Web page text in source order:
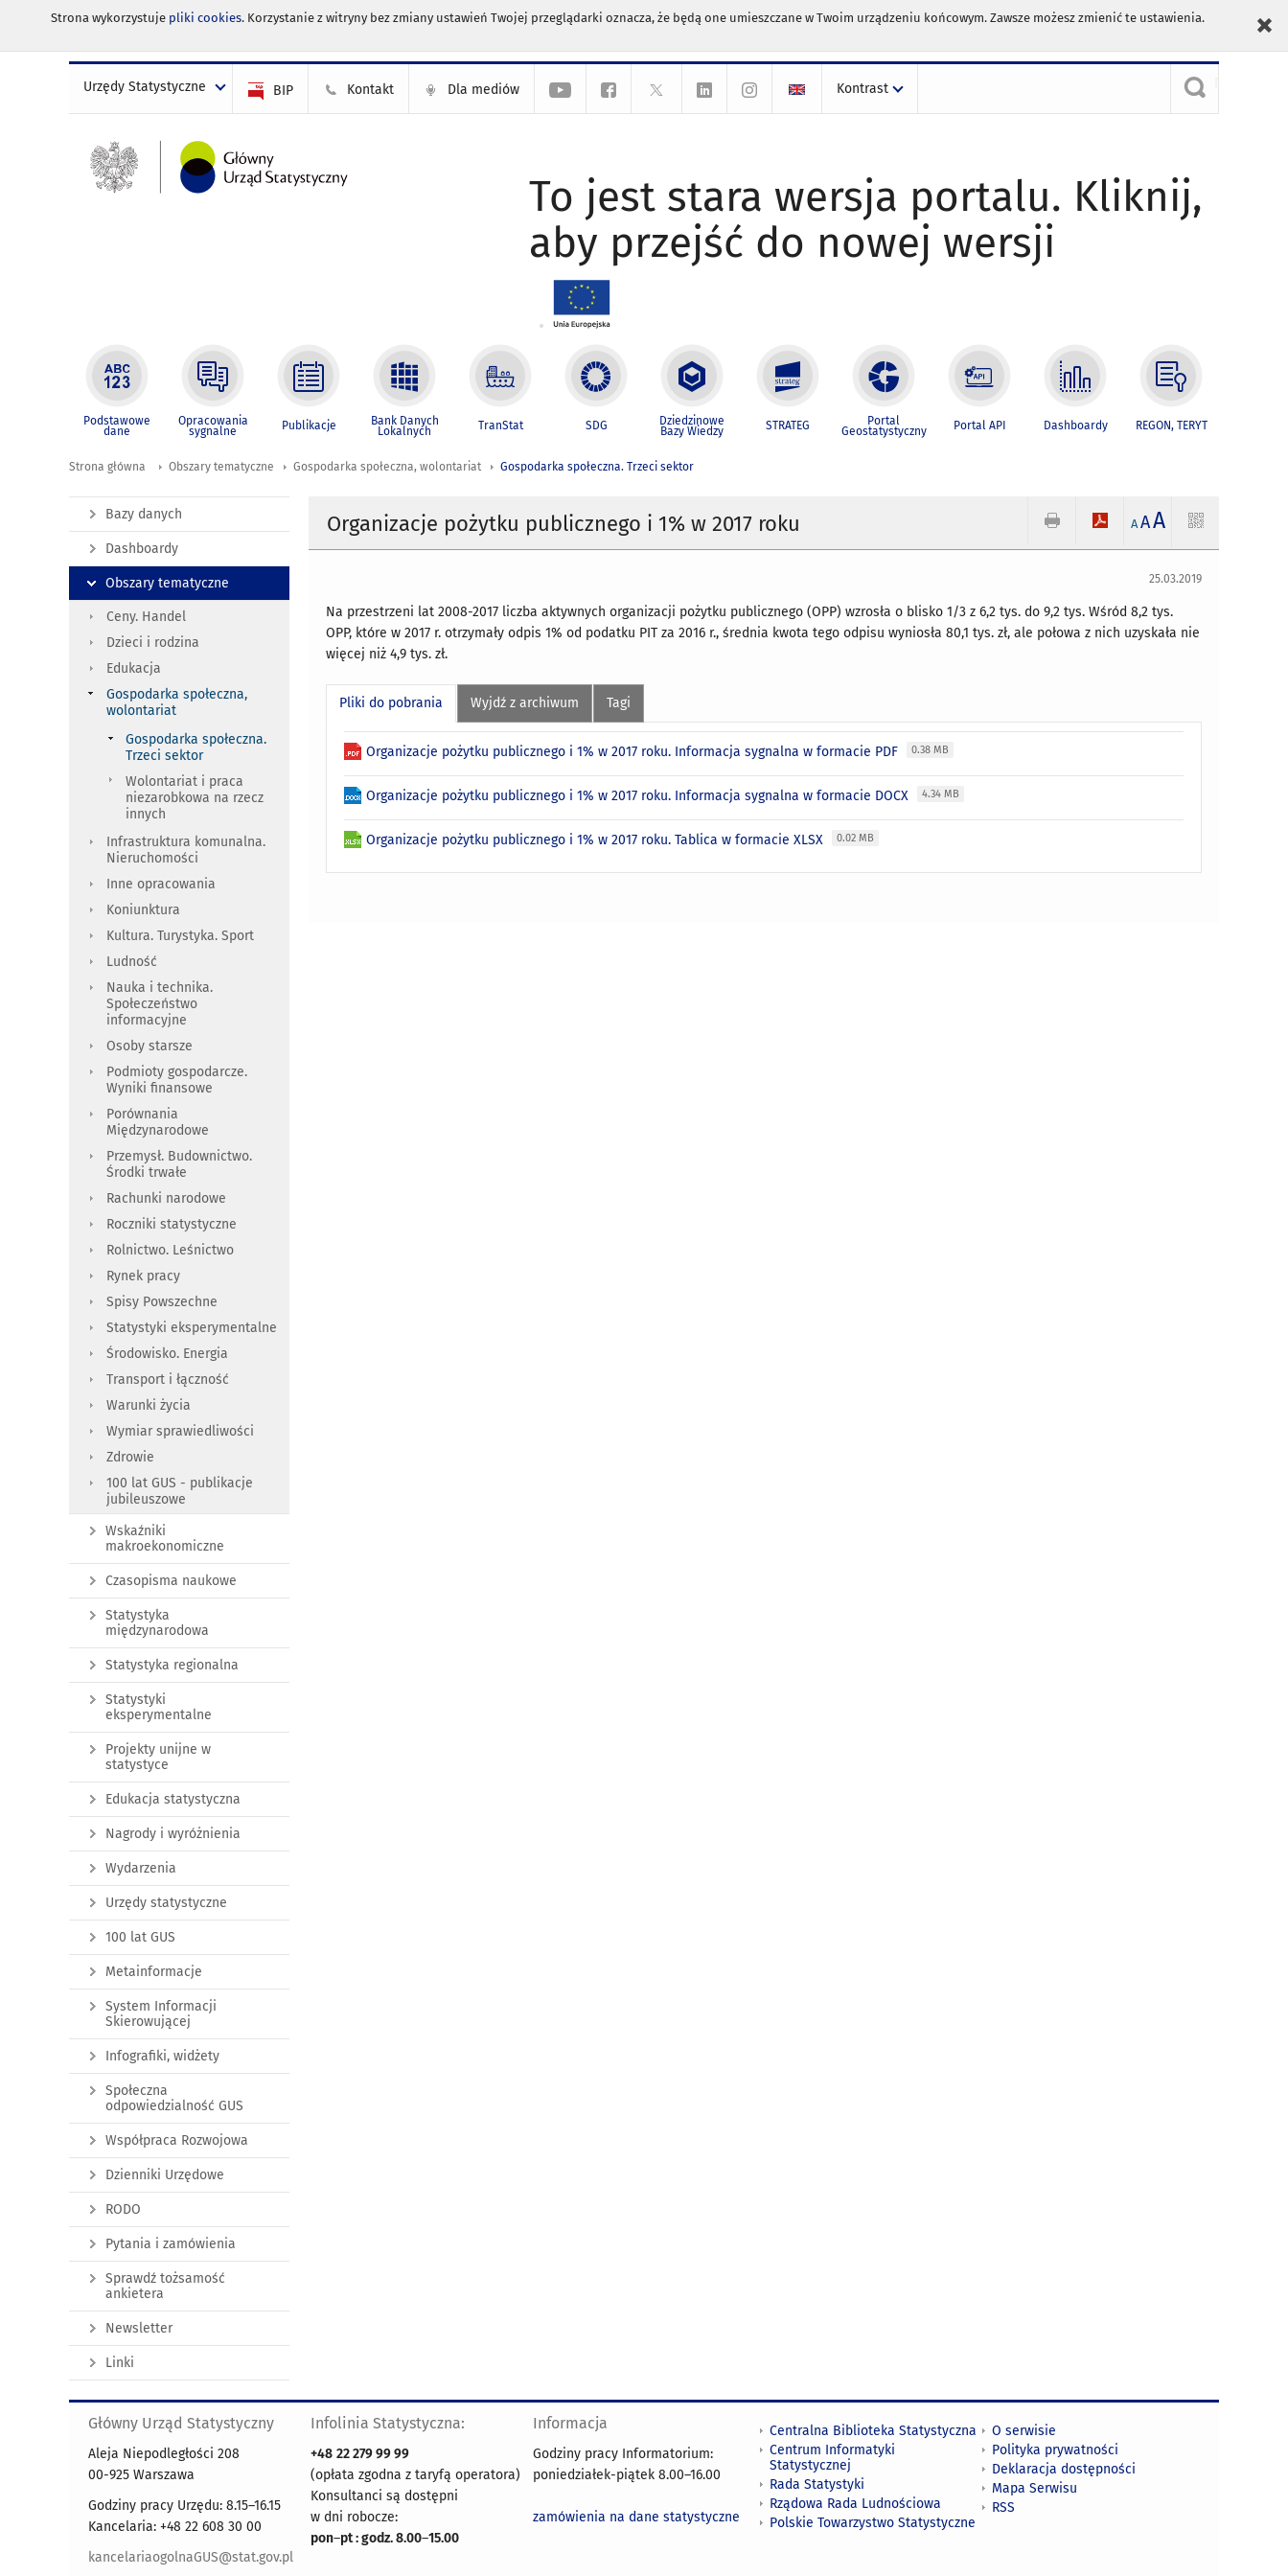
Strona wykorzystuje pliki cookies. Korzystanie z witryny bez zmiany ustawień Twojej przeglądarki oznacza, że będą one umieszczane w Twoim urządzeniu końcowym. Zawsze możesz zmienić te ustawienia.
Urzędy Statystyczne BIP Kontakt Dla mediów Kontrast
To jest stara wersja portalu. Kliknij,
aby przejść do nowej wersji
Podstawowe
dane
Opracowania
sygnalne Publikacje Bank Danych
Lokalnych TranStat SDG Dziedzinowe
Bazy Wiedzy STRATEG Portal
Geostatystyczny Portal API Dashboardy REGON, TERYT
Strona główna Obszary tematyczne Gospodarka społeczna, wolontariat Gospodarka społeczna. Trzeci sektor
Organizacje pożytku publicznego i 1% w 2017 roku A AA
25.03.2019
Na przestrzeni lat 2008-2017 liczba aktywnych organizacji pożytku publicznego (OPP) wzrosła o blisko 1/3 z 6,2 tys. do 9,2 tys. Wśród 8,2 tys.
OPP, które w 2017 r. otrzymały odpis 1% od podatku PIT za 2016 r., średnia kwota tego odpisu wyniosła 80,1 tys. zł, ale połowa z nich uzyskała nie
więcej niż 4,9 tys. zł.
Pliki do pobrania Wyjdź z archiwum Tagi
Organizacje pożytku publicznego i 1% w 2017 roku. Informacja sygnalna w formacie PDF 0.38 MB
Organizacje pożytku publicznego i 1% w 2017 roku. Informacja sygnalna w formacie DOCX 4.34 MB
Organizacje pożytku publicznego i 1% w 2017 roku. Tablica w formacie XLSX 0.02 MB
Bazy danych
Dashboardy
Obszary tematyczne
Ceny. Handel
Dzieci i rodzina
Edukacja
Gospodarka społeczna,
wolontariat
Gospodarka społeczna.
Trzeci sektor
Wolontariat i praca
niezarobkowa na rzecz
innych
Infrastruktura komunalna.
Nieruchomości
Inne opracowania
Koniunktura
Kultura. Turystyka. Sport
Ludność
Nauka i technika.
Społeczeństwo
informacyjne
Osoby starsze
Podmioty gospodarcze.
Wyniki finansowe
Porównania
Międzynarodowe
Przemysł. Budownictwo.
Środki trwałe
Rachunki narodowe
Roczniki statystyczne
Rolnictwo. Leśnictwo
Rynek pracy
Spisy Powszechne
Statystyki eksperymentalne
Środowisko. Energia
Transport i łączność
Warunki życia
Wymiar sprawiedliwości
Zdrowie
100 lat GUS - publikacje
jubileuszowe
Wskaźniki
makroekonomiczne
Czasopisma naukowe
Statystyka
międzynarodowa
Statystyka regionalna
Statystyki
eksperymentalne
Projekty unijne w
statystyce
Edukacja statystyczna
Nagrody i wyróżnienia
Wydarzenia
Urzędy statystyczne
100 lat GUS
Metainformacje
System Informacji
Skierowującej
Infografiki, widżety
Społeczna
odpowiedzialność GUS
Współpraca Rozwojowa
Dzienniki Urzędowe
RODO
Pytania i zamówienia
Sprawdź tożsamość
ankietera
Newsletter
Linki
Główny Urząd Statystyczny
Aleja Niepodległości 208
00-925 Warszawa
Godziny pracy Urzędu: 8.15–16.15
Kancelaria: +48 22 608 30 00
kancelariaogolnaGUS@stat.gov.pl
Infolinia Statystyczna:
+48 22 279 99 99
(opłata zgodna z taryfą operatora)
Konsultanci są dostępni
w dni robocze:
pon–pt : godz. 8.00–15.00
Informacja
Godziny pracy Informatorium:
poniedziałek-piątek 8.00–16.00
zamówienia na dane statystyczne
Centralna Biblioteka Statystyczna
Centrum Informatyki
Statystycznej
Rada Statystyki
Rządowa Rada Ludnościowa
Polskie Towarzystwo Statystyczne
O serwisie
Polityka prywatności
Deklaracja dostępności
Mapa Serwisu
RSS